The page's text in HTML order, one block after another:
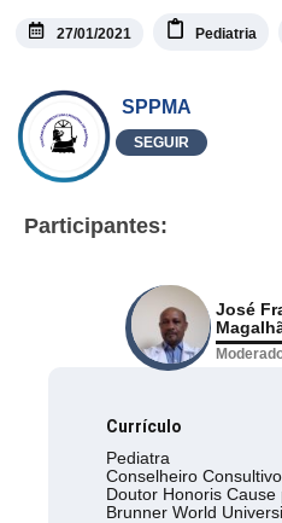
27/01/2021 Pediatria
SPPMA
SEGUIR
Participantes:
José
Currículo
Pediatra
Conselheiro
Doutor Honoris Cause
Brunner World